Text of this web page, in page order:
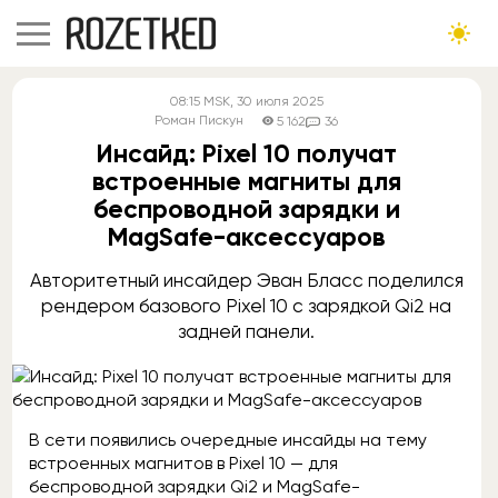
08:15 MSK, 30 июля 2025
Роман Пискун
5 162 36
Инсайд: Pixel 10 получат
встроенные магниты для
беспроводной зарядки и
MagSafe-аксессуаров
Авторитетный инсайдер Эван Бласс поделился
рендером базового Pixel 10 с зарядкой Qi2 на
задней панели.
В сети появились очередные инсайды на тему
встроенных магнитов в Pixel 10 — для
беспроводной зарядки Qi2 и MagSafe-